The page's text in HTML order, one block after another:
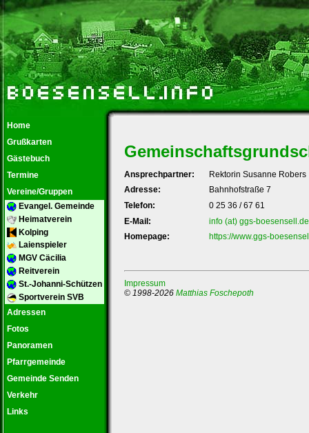
Ansprechpartner:
Rektorin Susanne Robers
Adresse:
Bahnhofstraße 7
Telefon:
0 25 36 / 67 61
E-Mail:
info (at) ggs-boesensell.de
Homepage:
https://www.ggs-
Impressum
© 1998-2026 Matthias Foschepoth
Home
Grußkarten
Gästebuch
Termine
Vereine/Gruppen
Evangel. Gemeinde
Heimatverein
Kolping
Laienspieler
MGV Cäcilia
Reitverein
St.-Johanni-Schützen
Sportverein SVB
Adressen
Fotos
Panoramen
Pfarrgemeinde
Gemeinde Senden
Verkehr
Links